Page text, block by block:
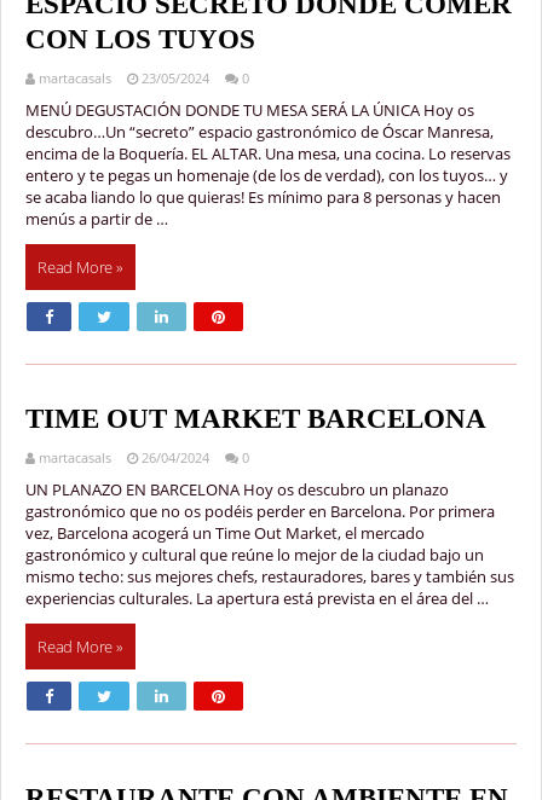
CON LOS TUYOS
martacasals 23/05/2024 0
MENÚ DEGUSTACIÓN DONDE TU MESA SERÁ LA ÚNICA Hoy os
descubro…Un “secreto” espacio gastronómico de Óscar Manresa,
encima de la Boquería. EL ALTAR. Una mesa, una cocina. Lo reservas
entero y te pegas un homenaje (de los de verdad), con los tuyos… y
se acaba liando lo que quieras! Es mínimo para 8 personas y hacen
menús a partir de …
Read More »
TIME OUT MARKET BARCELONA
martacasals 26/04/2024 0
UN PLANAZO EN BARCELONA Hoy os descubro un planazo
gastronómico que no os podéis perder en Barcelona. Por primera
vez, Barcelona acogerá un Time Out Market, el mercado
gastronómico y cultural que reúne lo mejor de la ciudad bajo un
mismo techo: sus mejores chefs, restauradores, bares y también sus
experiencias culturales. La apertura está prevista en el área del …
Read More »